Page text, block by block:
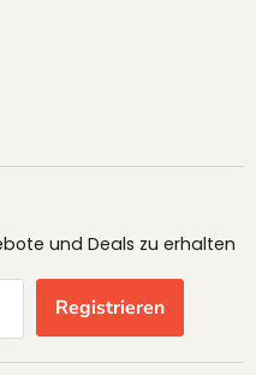
und Deals zu erhalten
Registrieren